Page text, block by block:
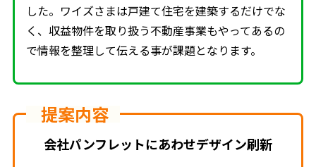
した。ワイズさまは戸建て住宅を建築するだけでな
く、収益物件を取り扱う不動産事業もやってあるの
で情報を整理して伝える事が課題となります。
提案内容
会社パンフレットにあわせデザイン刷新